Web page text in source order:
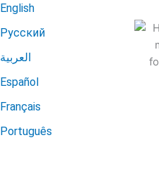
English
Русский
العربية
Español
Français
Português